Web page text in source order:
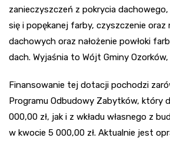
zanieczyszczeń z pokrycia dachowego,
się i popękanej farby, czyszczenie oraz
dachowych oraz nałożenie powłoki
dach. Wyjaśnia to Wójt Gminy
Finansowanie tej dotacji pochodzi
Programu Odbudowy Zabytków, który
000,00 zł, jak i z wkładu własnego z
w kwocie 5 000,00 zł. Aktualnie jest